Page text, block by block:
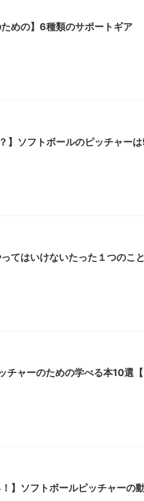
ための】6種類のサポートギア
】ソフトボールのピッチャー
てはいけないたった１つのこ
チャーのための学べる本10選【
！】ソフトボールピッチャー